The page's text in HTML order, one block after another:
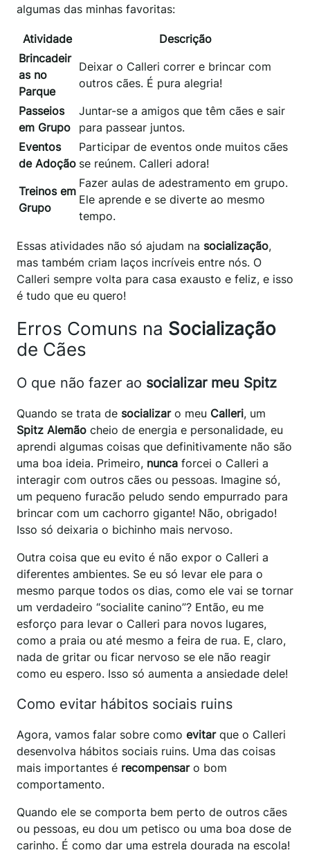
algumas das minhas favoritas:
Atividade
Descrição
Brincadeir
as no
Parque
Deixar o Calleri correr e brincar com
outros cães. É pura alegria!
Passeios
em Grupo
Juntar-se a amigos que têm cães e sair
para passear juntos.
Eventos
de Adoção
Participar de eventos onde muitos cães
se reúnem. Calleri adora!
Treinos em
Grupo
Fazer aulas de adestramento em grupo.
Ele aprende e se diverte ao mesmo
tempo.
Essas atividades não só ajudam na socialização,
mas também criam laços incríveis entre nós. O
Calleri sempre volta para casa exausto e feliz, e isso
é tudo que eu quero!
Erros Comuns na Socialização
de Cães
O que não fazer ao socializar meu Spitz
Quando se trata de socializaro meu Calleri, um
Spitz Alemão cheio de energia e personalidade, eu
aprendi algumas coisas que definitivamente não são
uma boa ideia. Primeiro, nunca forcei o Calleri a
interagir com outros cães ou pessoas. Imagine só,
um pequeno furacão peludo sendo empurrado para
brincar com um cachorro gigante! Não, obrigado!
Isso só deixaria o bichinho mais nervoso.
Outra coisa que eu evito é não expor o Calleri a
diferentes ambientes. Se eu só levar ele para o
mesmo parque todos os dias, como ele vai se tornar
um verdadeiro “socialite canino”? Então, eu me
esforço para levar o Calleri para novos lugares,
como a praia ou até mesmo a feira de rua. E, claro,
nada de gritar ou ficar nervoso se ele não reagir
como eu espero. Isso só aumenta a ansiedade dele!
Como evitar hábitos sociais ruins
Agora, vamos falar sobre como evitarque o Calleri
desenvolva hábitos sociais ruins. Uma das coisas
mais importantes é recompensaro bom
comportamento.
Quando ele se comporta bem perto de outros cães
ou pessoas, eu dou um petisco ou uma boa dose de
carinho. É como dar uma estrela dourada na escola!